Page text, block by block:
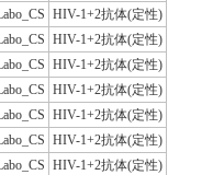
HIV-1+2抗体(定性)
HIV-1+2抗体(定性)
HIV-1+2抗体(定性)
HIV-1+2抗体(定性)
HIV-1+2抗体(定性)
HIV-1+2抗体(定性)
HIV-1+2抗体(定性)